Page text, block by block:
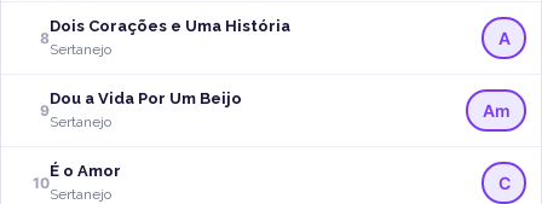
8
Dois Corações e Uma História
Sertanejo
A
9
Dou a Vida Por Um Beijo
Sertanejo
Am
10
É o Amor
Sertanejo
C